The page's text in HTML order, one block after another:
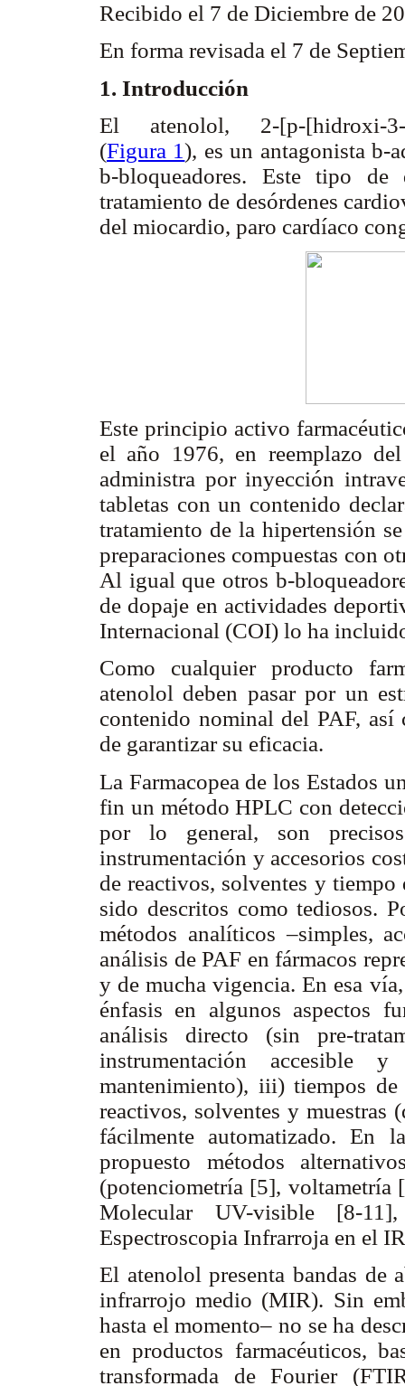
Recibido el 7 de Diciembre de
En forma revisada el 7 de
1. Introducción
El atenolol, 2-[p-[hidroxi-3-
(Figura 1), es un antagonistab-
b-bloqueadores. Este tipo
tratamiento de desórdenes
del miocardio, paro cardíaco
Este principio activo
el año 1976, en reemplazo
administra por inyección
tabletas con un contenido
tratamiento de la hipertensión
preparaciones compuestas con
Al igual que otros b-
de dopaje en actividades
Internacional (COI) lo ha
Como cualquier producto
atenolol deben pasar por un
contenido nominal del PAF,
de garantizar su eficacia.
La Farmacopea de los Estados
fin un método HPLC con
por lo general, son
instrumentación y accesorios
de reactivos, solventes y
sido descritos como tediosos.
métodos analíticos –simples,
análisis de PAF en fármacos
y de mucha vigencia. En esa
énfasis en algunos aspectos
análisis directo (sin pre-
instrumentación
mantenimiento), iii) tiempos
reactivos, solventes y muestras
fácilmente automatizado. En
propuesto métodos
(potenciometría [5], voltametría
Molecular UV-visible [8-
Espectroscopia Infrarroja en el
El atenolol presenta bandas de
infrarrojo medio (MIR). Sin
hasta el momento– no se ha
en productos farmacéuticos,
transformada de Fourier